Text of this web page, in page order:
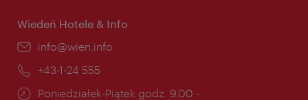
Wiedeń Hotele & Info
E-
info@wien.info
Telefon:
+43-1-24 555
Godziny
Poniedziałek-Piątek godz. 9.00 -